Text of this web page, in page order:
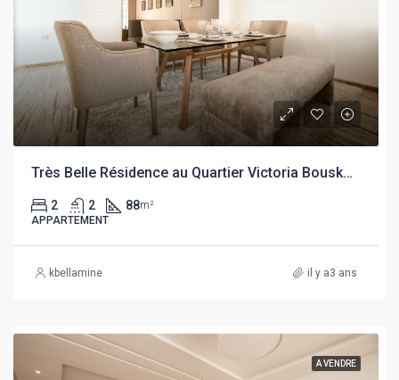
Très Belle Résidence au Quartier Victoria Bouskoura
2 2 88m²
APPARTEMENT
kbellamine il y a3 ans
A VENDRE